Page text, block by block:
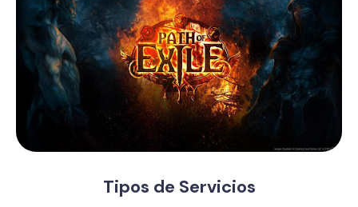
Tipos de Servicios